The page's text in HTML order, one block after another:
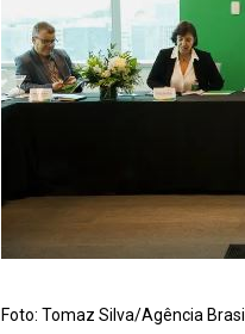
Foto: Tomaz Silva/Agência Brasil